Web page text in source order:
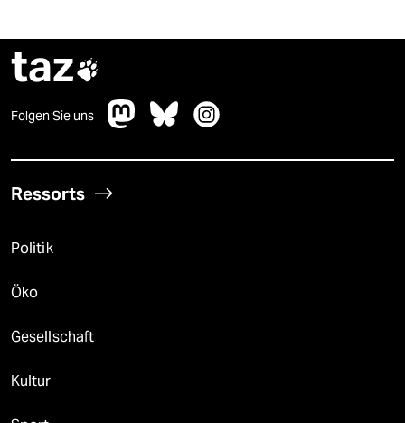
taz
Folgen Sie uns
Ressorts
Politik
Öko
Gesellschaft
Kultur